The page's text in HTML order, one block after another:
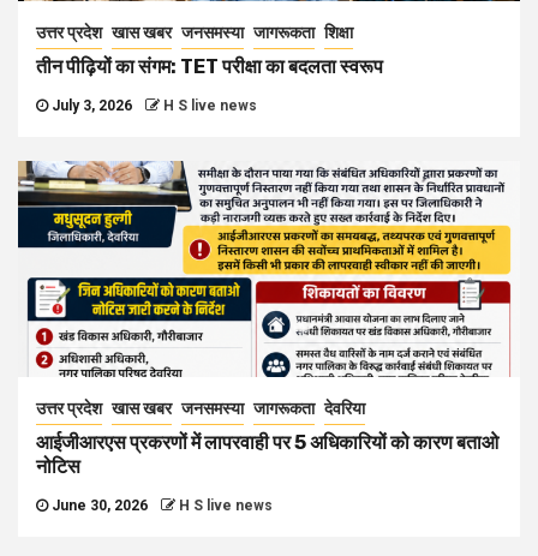
उत्तर प्रदेश खास खबर जनसमस्या जागरूकता शिक्षा
तीन पीढ़ियों का संगम: TET परीक्षा का बदलता स्वरूप
July 3, 2026 H S live news
उत्तर प्रदेश खास खबर जनसमस्या जागरूकता देवरिया
आईजीआरएस प्रकरणों में लापरवाही पर 5 अधिकारियों को कारण बताओ
नोटिस
June 30, 2026 H S live news